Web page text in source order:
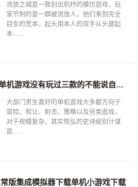
流放之城是一款别出机杼的模仿逛戏，玩
家节制的是一群被流放人，他们来到完全
目生的荒本，起头用本人的双手从头建起
本......
盘点男生必玩的五大单机游戏没有玩过三款的不能说自己玩过游戏，50个必玩的单机游戏
大部门男生喜好的单机逛戏大多都方向于
冒险、和让、射击、策略以及另类逛戏，
对于规模复杂，其实恢弘的史诗级别计谋
逛......
版集成模拟器下载单机小游戏下载